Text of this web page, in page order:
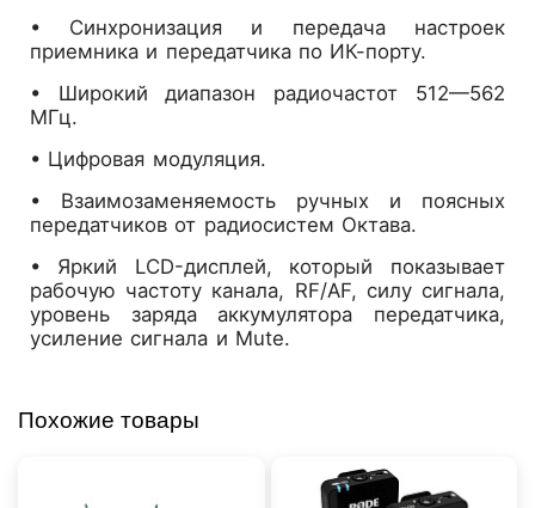
• Синхронизация и передача настроек
приемника и передатчика по ИК-порту.
• Широкий диапазон радиочастот 512—562
МГц.
• Цифровая модуляция.
• Взаимозаменяемость ручных и поясных
передатчиков от радиосистем Октава.
• Яркий LCD-дисплей, который показывает
рабочую частоту канала, RF/AF, силу сигнала,
уровень заряда аккумулятора передатчика,
усиление сигнала и Mute.
Похожие товары